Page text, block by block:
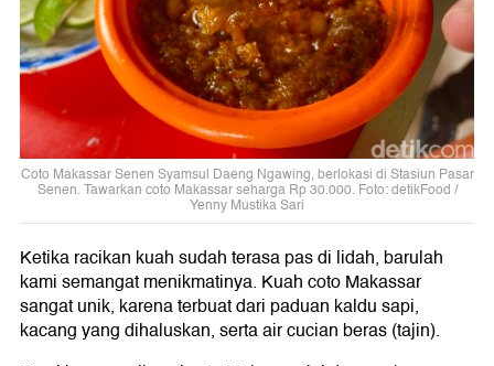
Coto Makassar Senen Syamsul Daeng Ngawing, berlokasi di Stasiun Pasar
Senen. Tawarkan coto Makassar seharga Rp 30.000. Foto: detikFood /
Yenny Mustika Sari
Ketika racikan kuah sudah terasa pas di lidah, barulah
kami semangat menikmatinya. Kuah coto Makassar
sangat unik, karena terbuat dari paduan kaldu sapi,
kacang yang dihaluskan, serta air cucian beras (tajin).